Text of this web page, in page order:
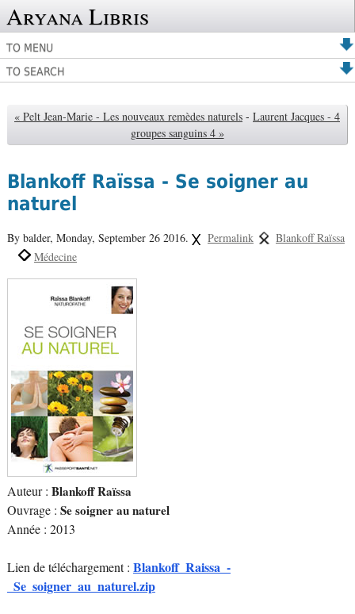
Aryana Libris
TO MENU
TO SEARCH
« Pelt Jean-Marie - Les nouveaux remèdes naturels - Laurent Jacques - 4
groupes sanguins 4 »
Blankoff Raïssa - Se soigner au
naturel
By balder, Monday, September 26 2016. Permalink
Blankoff Raïssa
Médecine
Auteur : Blankoff Raïssa
Ouvrage : Se soigner au naturel
Année : 2013
Lien de téléchargement : Blankoff_Raissa_-
_Se_soigner_au_naturel.zip